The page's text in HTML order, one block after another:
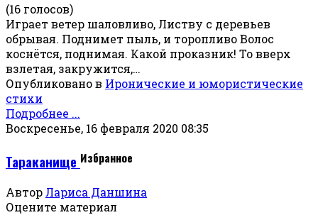
(16 голосов)
Играет ветер шаловливо, Листву с деревьев
обрывая. Поднимет пыль, и торопливо Волос
коснётся, поднимая. Какой проказник! То вверх
взлетая, закружится,…
Опубликовано в Иронические и юмористические
стихи
Подробнее ...
Воскресенье, 16 февраля 2020 08:35
Тараканище Избранное
Автор Лариса Даншина
Оцените материал